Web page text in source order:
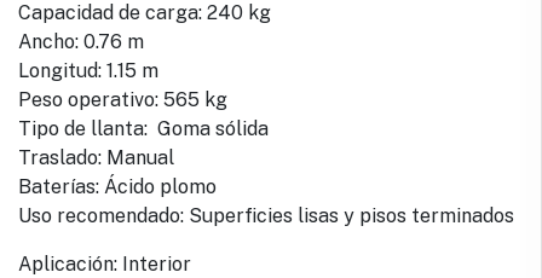
Capacidad de carga: 240 kg
Ancho: 0.76 m
Longitud: 1.15 m
Peso operativo: 565 kg
Tipo de llanta: Goma sólida
Traslado: Manual
Baterías: Ácido plomo
Uso recomendado: Superficies lisas y pisos terminados
Aplicación: Interior